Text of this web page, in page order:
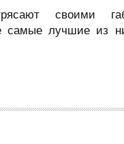
своими
самые лучшие из